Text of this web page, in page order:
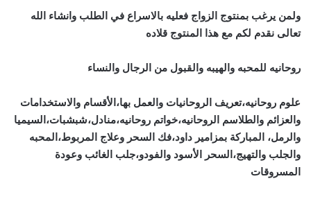
ولمن يرغب بمنتوج الزواج فعليه بالاسراع في الطلب وانشاء الله
تعالى نقدم لكم مع هذا المنتوج قلاده
روحانيه للمحبه والهيبه والقبول من الرجال والنساء
علوم روحانيه،تعريف الروحانيات والعمل بها،الأقسام والاستخدامات
والعزائم والطلاسم الروحانيه،خواتم روحانيه،منادل،شبشبات،السيميا
والرمل، المباركة بمزامير داود،فك السحر وعلاج المربوط،المحبه
والجلب والتهيج،السحر الأسود والفودو،جلب الغائب وعودة
المسروقات